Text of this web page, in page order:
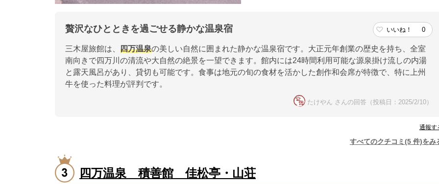
贅沢なひとときを過ごせる静かな温泉宿 いいね！ 0
三木屋旅館は、 四万温泉の美しい自然に囲まれた静かな温泉宿です。大正元年創業の歴史を持ち、全室
南向きで四万川の清流や大自然の絶景を一望できます。館内には24時間利用可能な源泉掛け流しの内湯
と露天風呂があり、貸切も可能です。食事は地元の旬の食材を活かした創作和会席が特徴で、特に上州
牛を使った料理が評判です。
たけやん さんの回答（投稿日：2025/2/10）
通報す
すべてのクチコミ(5 件)をみ
四万温泉 積善館 佳松亭・山荘